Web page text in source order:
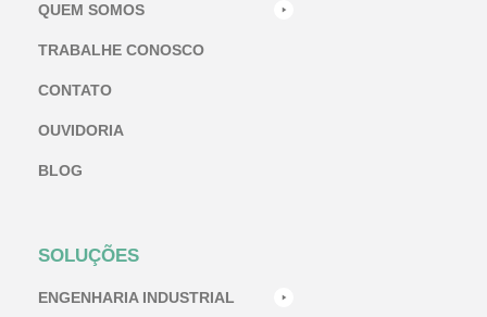
QUEM SOMOS
TRABALHE CONOSCO
CONTATO
OUVIDORIA
BLOG
SOLUÇÕES
ENGENHARIA INDUSTRIAL